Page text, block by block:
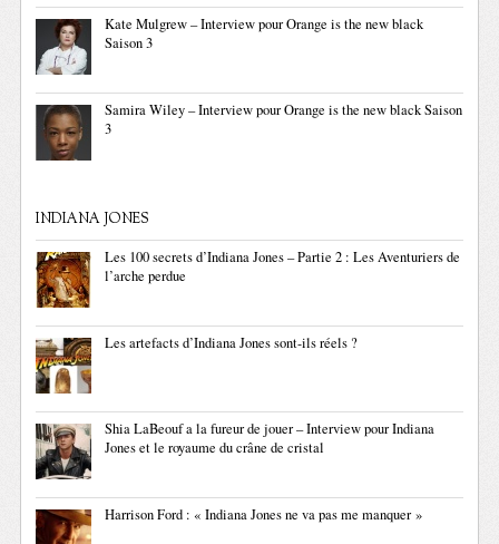
Kate Mulgrew – Interview pour Orange is the new black
Saison 3
Samira Wiley – Interview pour Orange is the new black Saison
3
INDIANA JONES
Les 100 secrets d’Indiana Jones – Partie 2 : Les Aventuriers de
l’arche perdue
Les artefacts d’Indiana Jones sont-ils réels ?
Shia LaBeouf a la fureur de jouer – Interview pour Indiana
Jones et le royaume du crâne de cristal
Harrison Ford : « Indiana Jones ne va pas me manquer »